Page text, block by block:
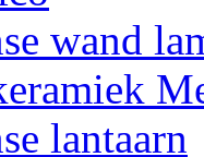
wand
lantaarn